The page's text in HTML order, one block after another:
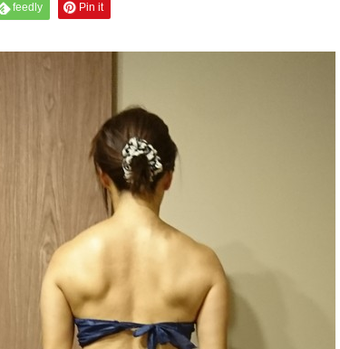
feedly Pin it